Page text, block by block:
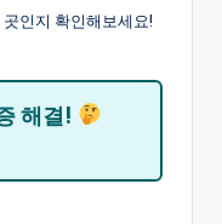
곳인지 확인해보세요!
해결!